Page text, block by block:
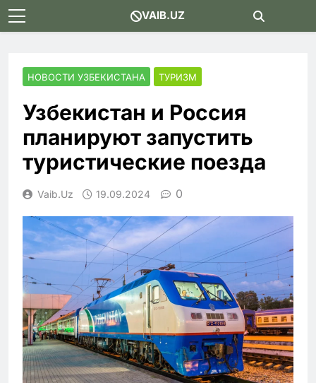
Skip
to
VAIB.UZ
НОВОСТИ УЗБЕКИСТАНА ТУРИЗМ
Узбекистан и Россия
планируют запустить
туристические поезда
Vaib.uz 19.09.2024 0